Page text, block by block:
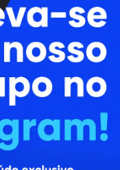
Cursos
Enviar Dica